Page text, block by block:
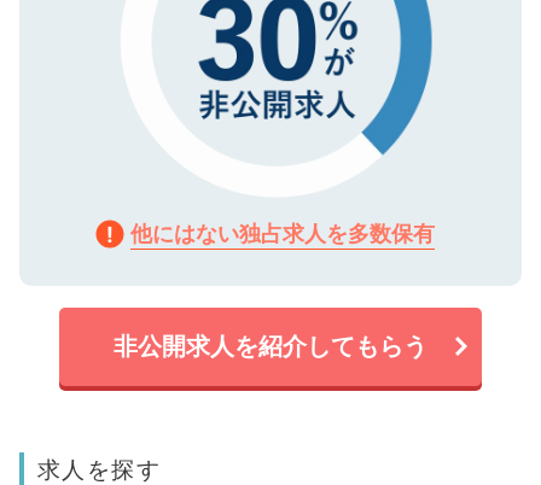
他にはない独占求人を多数保有
非公開求人を紹介してもらう
求人を探す